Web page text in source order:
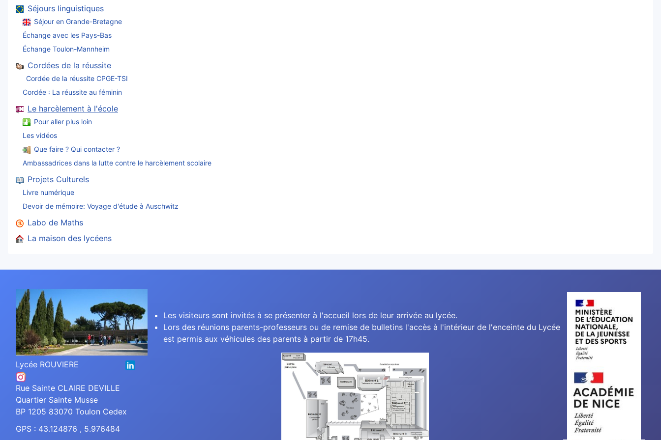
Séjours linguistiques
Séjour en Grande-Bretagne
Échange avec les Pays-Bas
Échange Toulon-Mannheim
Cordées de la réussite
Cordée de la réussite CPGE-TSI
Cordée : La réussite au féminin
Le harcèlement à l'école
Pour aller plus loin
Les vidéos
Que faire ? Qui contacter ?
Ambassadrices dans la lutte contre le harcèlement scolaire
Projets Culturels
Livre numérique
Devoir de mémoire: Voyage d'étude à Auschwitz
Labo de Maths
La maison des lycéens
Lycée ROUVIERE
Rue Sainte CLAIRE DEVILLE
Quartier Sainte Musse
BP 1205 83070 Toulon Cedex
GPS : 43.124876 , 5.976484
Les visiteurs sont invités à se présenter à l'accueil lors de leur arrivée au lycée.
Lors des réunions parents-professeurs ou de remise de bulletins l'accès à l'intérieur de l'enceinte du Lycée
est permis aux véhicules des parents à partir de 17h45.